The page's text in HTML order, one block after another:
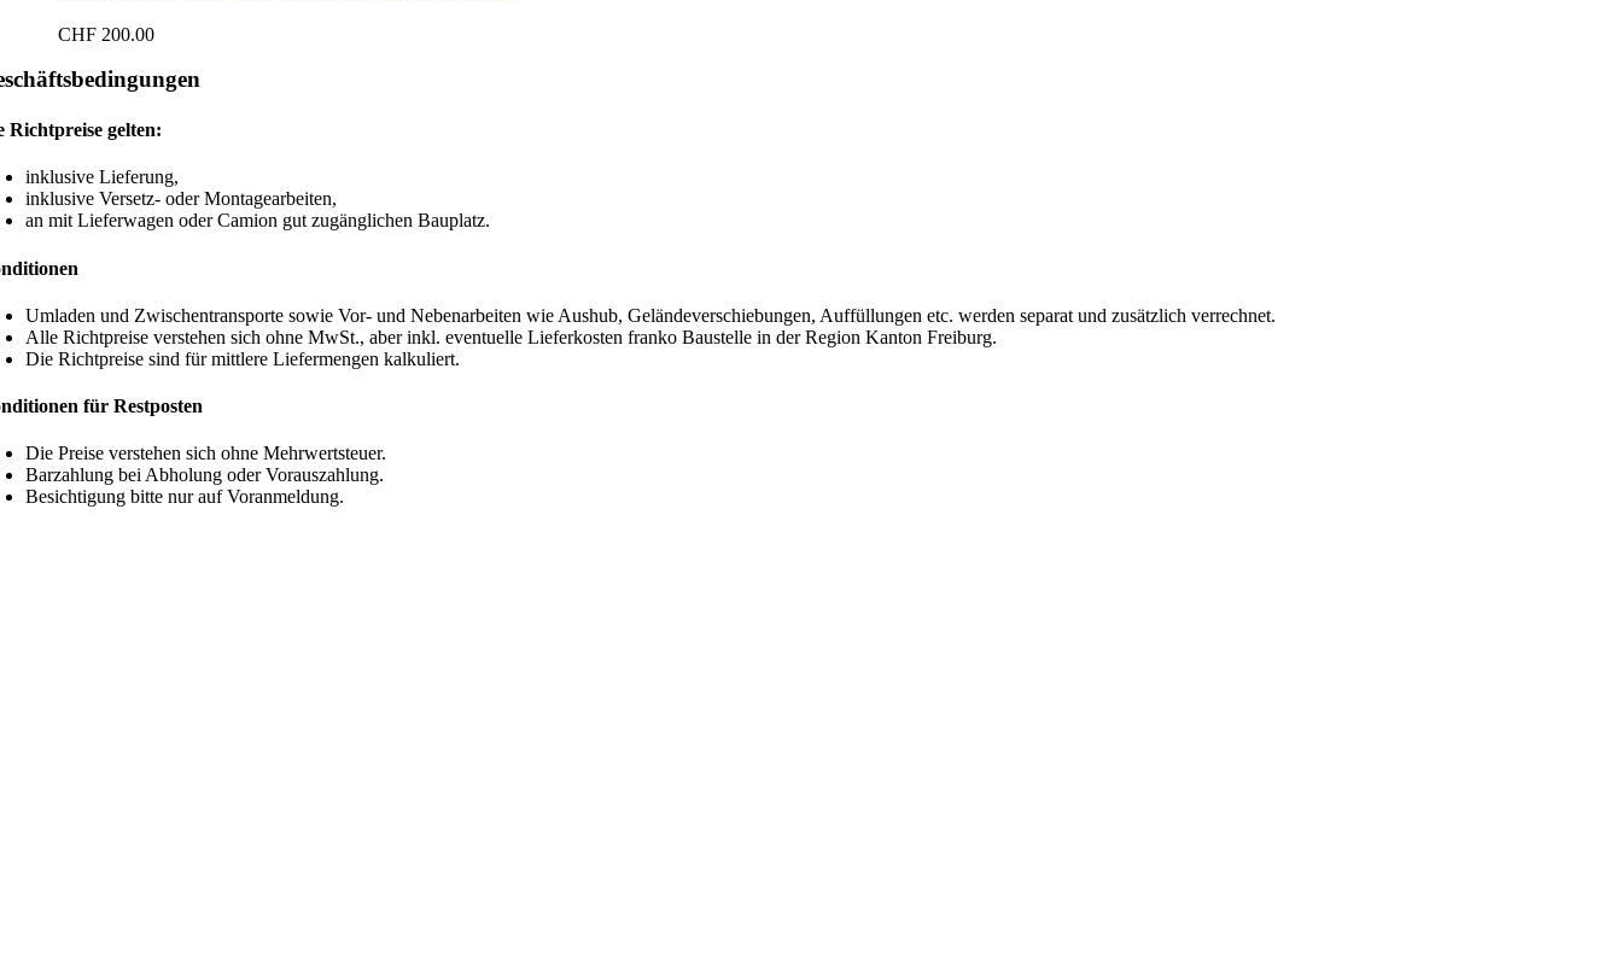
CHF 200.00
Richtpreise gelten:
inklusive Lieferung,
inklusive Versetz- oder Montagearbeiten,
an mit Lieferwagen oder Camion gut zugänglichen Bauplatz.
Umladen und Zwischentransporte sowie Vor- und Nebenarbeiten wie Aushub, Geländeverschiebungen, Auffüllungen etc. werden separat und zusätzlich verrechnet.
Alle Richtpreise verstehen sich ohne MwSt., aber inkl. eventuelle Lieferkosten franko Baustelle in der Region Kanton Freiburg.
Die Richtpreise sind für mittlere Liefermengen kalkuliert.
für Restposten
Die Preise verstehen sich ohne Mehrwertsteuer.
Barzahlung bei Abholung oder Vorauszahlung.
Besichtigung bitte nur auf Voranmeldung.